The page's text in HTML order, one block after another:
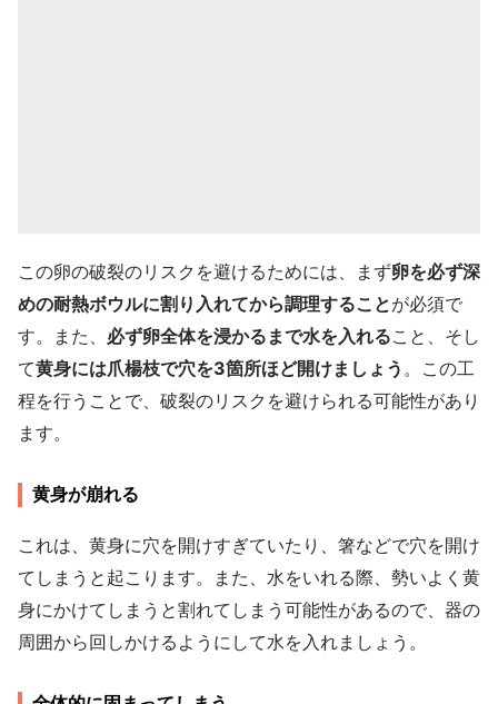
この卵の破裂のリスクを避けるためには、まず卵を必ず深
めの耐熱ボウルに割り入れてから調理することが必須で
す。また、 必ず卵全体を浸かるまで水を入れること、そし
て黄身には爪楊枝で穴を3箇所ほど開けましょう 。この工
程を行うことで、破裂のリスクを避けられる可能性があり
ます。
黄身が崩れる
これは、黄身に穴を開けすぎていたり、箸などで穴を開け
てしまうと起こります。また、水をいれる際、勢いよく黄
身にかけてしまうと割れてしまう可能性があるので、器の
周囲から回しかけるようにして水を入れましょう。